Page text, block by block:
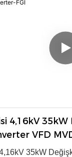
Yıllık
4,16kV
VFD
35kW